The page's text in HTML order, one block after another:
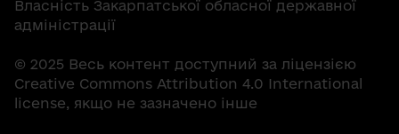
Власність Закарпатської обласної державної
адміністрації
© 2025 Весь контент доступний за ліцензією
Creative Commons Attribution 4.0 International
license, якщо не зазначено інше